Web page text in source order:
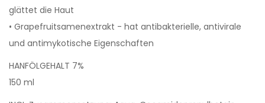
glättet die Haut
• Grapefruitsamenextrakt - hat antibakterielle, antivirale
und antimykotische Eigenschaften
HANFÖLGEHALT 7%
150 ml